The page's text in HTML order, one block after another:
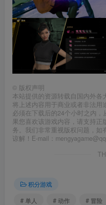
© 版权声明
本站提供的资源转载自国内外
将上述内容用于商业或者非法
必须在下载后的24个小时之内
果您喜欢该游戏内容，请支持正
务。我们非常重视版权问题，如
谅解！E-mail：
积分游戏
# 单人
# 动作 # 冒险